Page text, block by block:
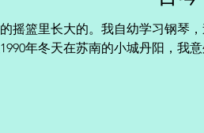
摇篮里长大的。我自幼学习钢琴
年冬天在苏南的小城丹阳，我